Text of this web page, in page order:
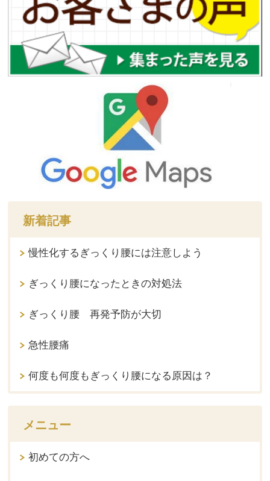
新着記事
慢性化するぎっくり腰には注意しよう
ぎっくり腰になったときの対処法
ぎっくり腰 再発予防が大切
急性腰痛
何度も何度もぎっくり腰になる原因は？
メニュー
初めての方へ